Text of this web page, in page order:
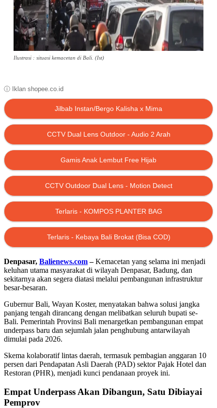
Ilustrasi : situasi kemacetan di Bali. (Ist)
ⓘ Iklan shopee.co.id
Jilbab Instan/Bergo Kalisha x Mima
CCTV Dual Lens Outdoor - Audio 2 Arah
Gamis Anak Lembut Free Hijab
CCTV Outdoor Dual Lens - Motion Detect
Terlaris - KOMPOS PLANTER BAG
Terlaris - Kebaya Bali Brokat (Bisa COD)
Denpasar, Balienews.com–Kemacetan yang selama ini menjadi
keluhan utama masyarakat di wilayah Denpasar, Badung, dan
sekitarnya akan segera diatasi melalui pembangunan infrastruktur
besar-besaran.
Gubernur Bali, Wayan Koster, menyatakan bahwa solusi jangka
panjang tengah dirancang dengan melibatkan seluruh bupati se-
Bali. Pemerintah Provinsi Bali menargetkan pembangunan empat
underpass baru dan sejumlah jalan penghubung antarwilayah
dimulai pada 2026.
Skema kolaboratif lintas daerah, termasuk pembagian anggaran 10
persen dari Pendapatan Asli Daerah (PAD) sektor Pajak Hotel dan
Restoran (PHR), menjadi kunci pendanaan proyek ini.
Empat Underpass Akan Dibangun, Satu Dibiayai
Pemprov